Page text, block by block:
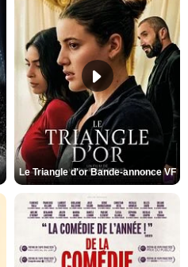
Le Triangle d'or Bande-annonce VF